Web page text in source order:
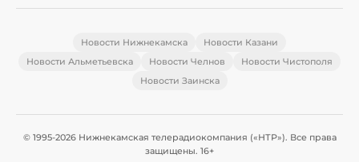
Новости Нижнекамска
Новости Казани
Новости Альметьевска
Новости Челнов
Новости Чистополя
Новости Заинска
© 1995-2026 Нижнекамская телерадиокомпания («НТР»). Все права
защищены. 16+